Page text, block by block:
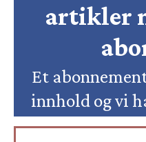
artikler
Et
innhold og vi